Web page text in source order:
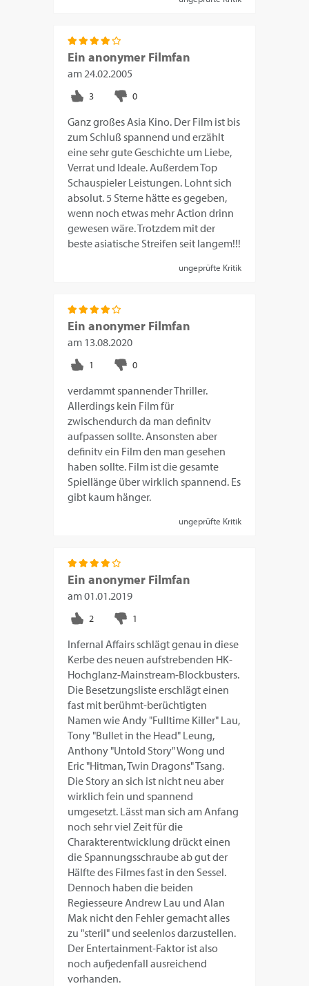
Ein anonymer Filmfan
am 24.02.2005
Ganz großes Asia Kino. Der Film ist bis
zum Schluß spannend und erzählt
eine sehr gute Geschichte um Liebe,
Verrat und Ideale. Außerdem Top
Schauspieler Leistungen. Lohnt sich
absolut. 5 Sterne hätte es gegeben,
wenn noch etwas mehr Action drinn
gewesen wäre. Trotzdem mit der
beste asiatische Streifen seit langem!!!
ungeprüfte Kritik
Ein anonymer Filmfan
am 13.08.2020
verdammt spannender Thriller.
Allerdings kein Film für
zwischendurch da man definitv
aufpassen sollte. Ansonsten aber
definitv ein Film den man gesehen
haben sollte. Film ist die gesamte
Spiellänge über wirklich spannend. Es
gibt kaum hänger.
ungeprüfte Kritik
Ein anonymer Filmfan
am01.01.2019
Infernal Affairs schlägt genau in diese
Kerbe des neuen aufstrebenden HK-
Hochglanz-Mainstream-Blockbusters.
Die Besetzungsliste erschlägt einen
fast mit berühmt-berüchtigten
Namen wie Andy "Fulltime Killer" Lau,
Tony "Bullet in the Head" Leung,
Anthony "Untold Story" Wong und
Eric "Hitman, Twin Dragons" Tsang.
Die Story an sich ist nicht neu aber
wirklich fein und spannend
umgesetzt. Lässt man sich am Anfang
noch sehr viel Zeit für die
Charakterentwicklung drückt einen
die Spannungsschraube ab gut der
Hälfte des Filmes fast in den Sessel.
Dennoch haben die beiden
Regiesseure Andrew Lau und Alan
Mak nicht den Fehler gemacht alles
zu "steril" und seelenlos darzustellen.
Der Entertainment-Faktor ist also
noch aufjedenfall ausreichend
vorhanden.